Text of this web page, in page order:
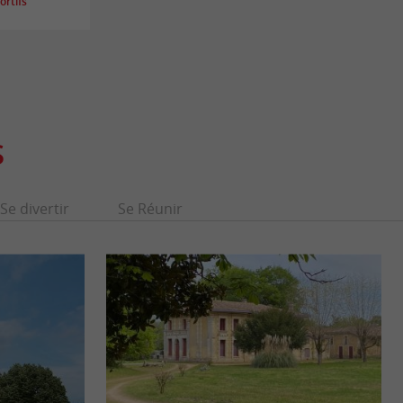
Se divertir Se Réunir